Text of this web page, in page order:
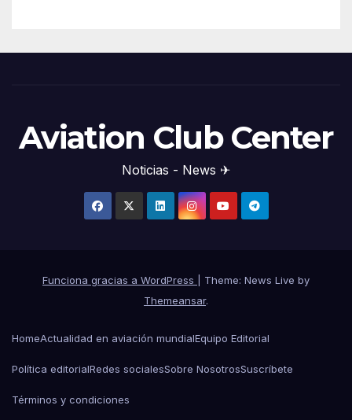
Aviation Club Center
Noticias - News ✈
Funciona gracias a WordPress
Theme: News Live by
Themeansar.
HomeActualidad en aviación mundialEquipo Editorial
Política editorialRedes socialesSobre NosotrosSuscríbete
Términos y condiciones